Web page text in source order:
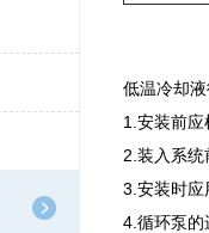
低温冷却
1.安装前
2.装入系
3.安装时应
4.循环泵的